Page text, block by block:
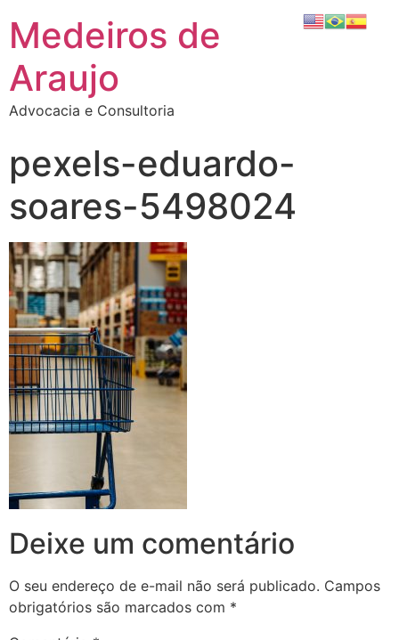
Medeiros de
Araujo
Advocacia e Consultoria
pexels-eduardo-
soares-5498024
Deixe um comentário
O seu endereço de e-mail não será publicado. Campos
obrigatórios são marcados com *